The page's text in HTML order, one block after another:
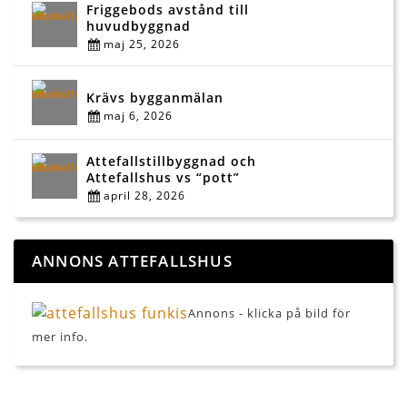
Friggebods avstånd till
huvudbyggnad
maj 25, 2026
Krävs bygganmälan
maj 6, 2026
Attefallstillbyggnad och
Attefallshus vs “pott”
april 28, 2026
ANNONS ATTEFALLSHUS
Annons - klicka på bild för
mer info.